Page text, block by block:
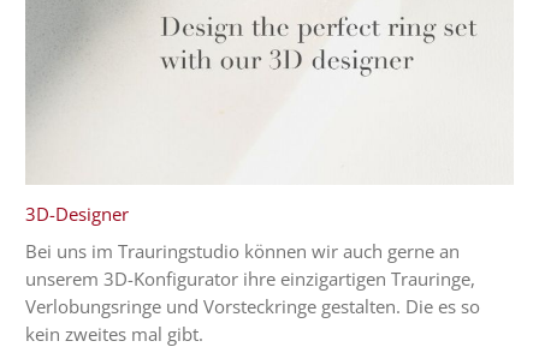
3D-Designer
Bei uns im Trauringstudio können wir auch gerne an
unserem 3D-Konfigurator ihre einzigartigen Trauringe,
Verlobungsringe und Vorsteckringe gestalten. Die es so
kein zweites mal gibt.